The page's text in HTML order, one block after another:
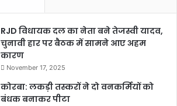
RJD विधायक दल का नेता बने तेजस्वी यादव,
चुनावी हार पर बैठक में सामने आए अहम
कारण
November 17, 2025
कोरबा: लकड़ी तस्करों ने दो वनकर्मियों को
बंधक बनाकर पीटा